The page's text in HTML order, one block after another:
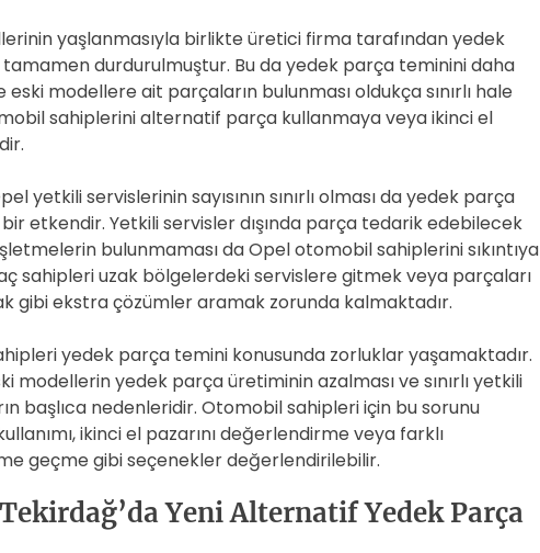
yaşlanmasıyla birlikte üretici firma tarafından yedek
tamamen durdurulmuştur. Bu da yedek parça teminini daha
modellere ait parçaların bulunması oldukça sınırlı hale
sahiplerini alternatif parça kullanmaya veya ikinci el
yetkili servislerinin sayısının sınırlı olması da yedek parça
etkendir. Yetkili servisler dışında parça tedarik edebilecek
bulunmaması da Opel otomobil sahiplerini sıkıntıya
sahipleri uzak bölgelerdeki servislere gitmek veya parçaları
gibi ekstra çözümler aramak zorunda kalmaktadır.
yedek parça temini konusunda zorluklar yaşamaktadır.
modellerin yedek parça üretiminin azalması ve sınırlı yetkili
başlıca nedenleridir. Otomobil sahipleri için bu sorunu
ikinci el pazarını değerlendirme veya farklı
geçme gibi seçenekler değerlendirilebilir.
Yeni Alternatif Yedek Parça